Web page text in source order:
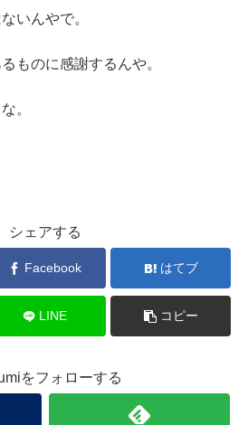
いんやで。
ものに感謝するんや。
。
シェアする
Facebook はてブ
LINE コピー
をフォローする